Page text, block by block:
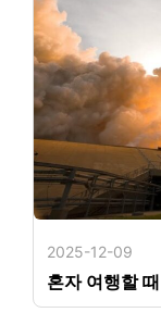
2025-12-09
혼자 여행할